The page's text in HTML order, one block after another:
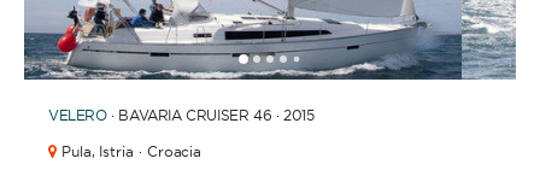
12345 67891011
VELERO · BAVARIA CRUISER 46 · 2015
Pula, Istria · Croacia